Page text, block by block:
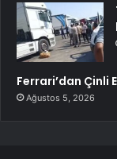
Ferrari’dan Çinli
Ağustos 5, 2026